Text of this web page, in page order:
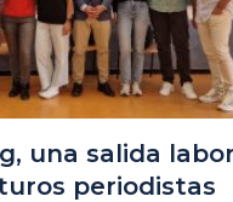
una salida
periodistas